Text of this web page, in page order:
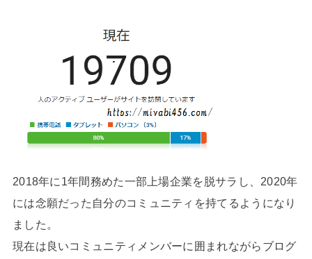
2018年に1年間務めた一部上場企業を脱サラし、2020年
には念願だった自分のコミュニティを持てるようになり
ました。
現在は良いコミュニティメンバーに囲まれながらブログ